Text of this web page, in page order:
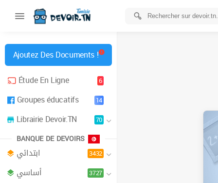
Ajoutez Des Documents !
Étude En Ligne
6
Groupes éducatifs 14
Librairie Devoir.TN 70
BANQUE DE DEVOIRS
ابتدائي 3432
أساسي 3727